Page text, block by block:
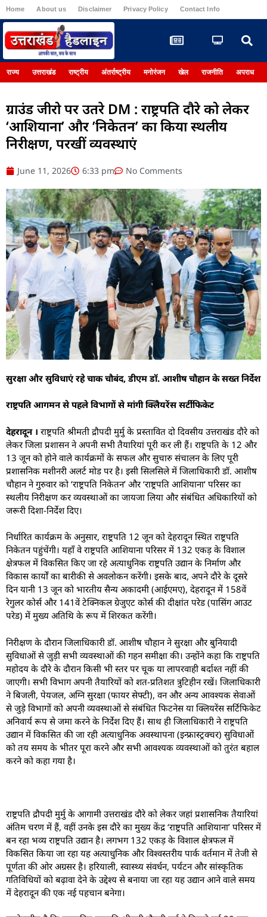
Home About us Disclaimer Privacy Policy Contact Info
राज्य उत्तराखंड राष्ट्रीय अंतर्राष्ट्रीय मनोरंजन खेल राजनीति अपराध
ग्राउंड जीरो पर उतरे DM : राष्ट्रपति दौरे को लेकर
‘आशियाना’ और ’निकेतन’ का किया स्थलीय
निरीक्षण, परखीं व्यवस्थाएं
June 11, 2026 6:33 pm No Comments
सुरक्षा और सुविधाएं रहे चाक चौबंद, डीएम डॉ. आशीष चौहान के सख्त निर्देश
राष्ट्रपति आगमन से पहले विभागों से मांगी क्लिेयरेंस सर्टीफिकेट
देहरादून । राष्ट्रपति श्रीमती द्रौपदी मुर्मु के प्रस्तावित दो दिवसीय उत्तराखंड दौरे को
लेकर जिला प्रशासन ने अपनी सभी तैयारियां पूरी कर ली हैं। राष्ट्रपति के 12 और
13 जून को होने वाले कार्यक्रमों के सफल और सुचारु संचालन के लिए पूरी
प्रशासनिक मशीनरी अलर्ट मोड पर है। इसी सिलसिले में जिलाधिकारी डॉ. आशीष
चौहान ने गुरुवार को ‘राष्ट्रपति निकेतन’ और ‘राष्ट्रपति आशियाना‘ परिसर का
स्थलीय निरीक्षण कर व्यवस्थाओं का जायजा लिया और संबंधित अधिकारियों को
जरूरी दिशा-निर्देश दिए।
निर्धारित कार्यक्रम के अनुसार, राष्ट्रपति 12 जून को देहरादून स्थित राष्ट्रपति
निकेतन पहुंचेंगी। यहाँ वे राष्ट्रपति आशियाना परिसर में 132 एकड़ के विशाल
क्षेत्रफल में विकसित किए जा रहे अत्याधुनिक राष्ट्रपति उद्यान के निर्माण और
विकास कार्यों का बारीकी से अवलोकन करेंगी। इसके बाद, अपने दौरे के दूसरे
दिन यानी 13 जून को भारतीय सैन्य अकादमी (आईएमए), देहरादून में 158वें
रेगुलर कोर्स और 141वें टेक्निकल ग्रेजुएट कोर्स की दीक्षांत परेड (पासिंग आउट
परेड) में मुख्य अतिथि के रूप में शिरकत करेंगी।
निरीक्षण के दौरान जिलाधिकारी डॉ. आशीष चौहान ने सुरक्षा और बुनियादी
सुविधाओं से जुड़ी सभी व्यवस्थाओं की गहन समीक्षा की। उन्होंने कहा कि राष्ट्रपति
महोदय के दौरे के दौरान किसी भी स्तर पर चूक या लापरवाही बर्दाश्त नहीं की
जाएगी। सभी विभाग अपनी तैयारियों को शत-प्रतिशत त्रुटिहीन रखें। जिलाधिकारी
ने बिजली, पेयजल, अग्नि सुरक्षा (फायर सेफ्टी), वन और अन्य आवश्यक सेवाओं
से जुड़े विभागों को अपनी व्यवस्थाओं से संबंधित फिटनेस या क्लियरेंस सर्टिफिकेट
अनिवार्य रूप से जमा करने के निर्देश दिए हैं। साथ ही जिलाधिकारी ने राष्ट्रपति
उद्यान में विकसित की जा रही अत्याधुनिक अवस्थापना (इन्फ्रास्ट्रक्चर) सुविधाओं
को तय समय के भीतर पूरा करने और सभी आवश्यक व्यवस्थाओं को तुरंत बहाल
करने को कहा गया है।
राष्ट्रपति द्रौपदी मुर्मु के आगामी उत्तराखंड दौरे को लेकर जहां प्रशासनिक तैयारियां
अंतिम चरण में हैं, वहीं उनके इस दौरे का मुख्य केंद्र ‘राष्ट्रपति आशियाना’ परिसर में
बन रहा भव्य राष्ट्रपति उद्यान है। लगभग 132 एकड़ के विशाल क्षेत्रफल में
विकसित किया जा रहा यह अत्याधुनिक और विश्वस्तरीय पार्क वर्तमान में तेजी से
पूर्णता की ओर अग्रसर है। हरियाली, स्वास्थ्य संवर्धन, पर्यटन और सांस्कृतिक
गतिविधियों को बढ़ावा देने के उद्देश्य से बनाया जा रहा यह उद्यान आने वाले समय
में देहरादून की एक नई पहचान बनेगा।